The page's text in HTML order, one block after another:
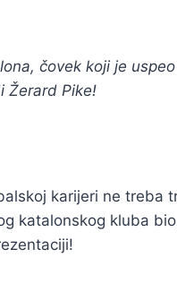
čovek koji je
Žerard Pike!
karijeri ne treba
katalonskog kluba